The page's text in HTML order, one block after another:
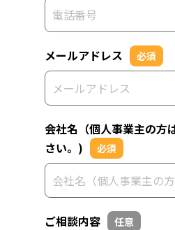
メールアドレス 必須
会社名（個人事業主の方
さい。)
必須
ご相談内容 任意